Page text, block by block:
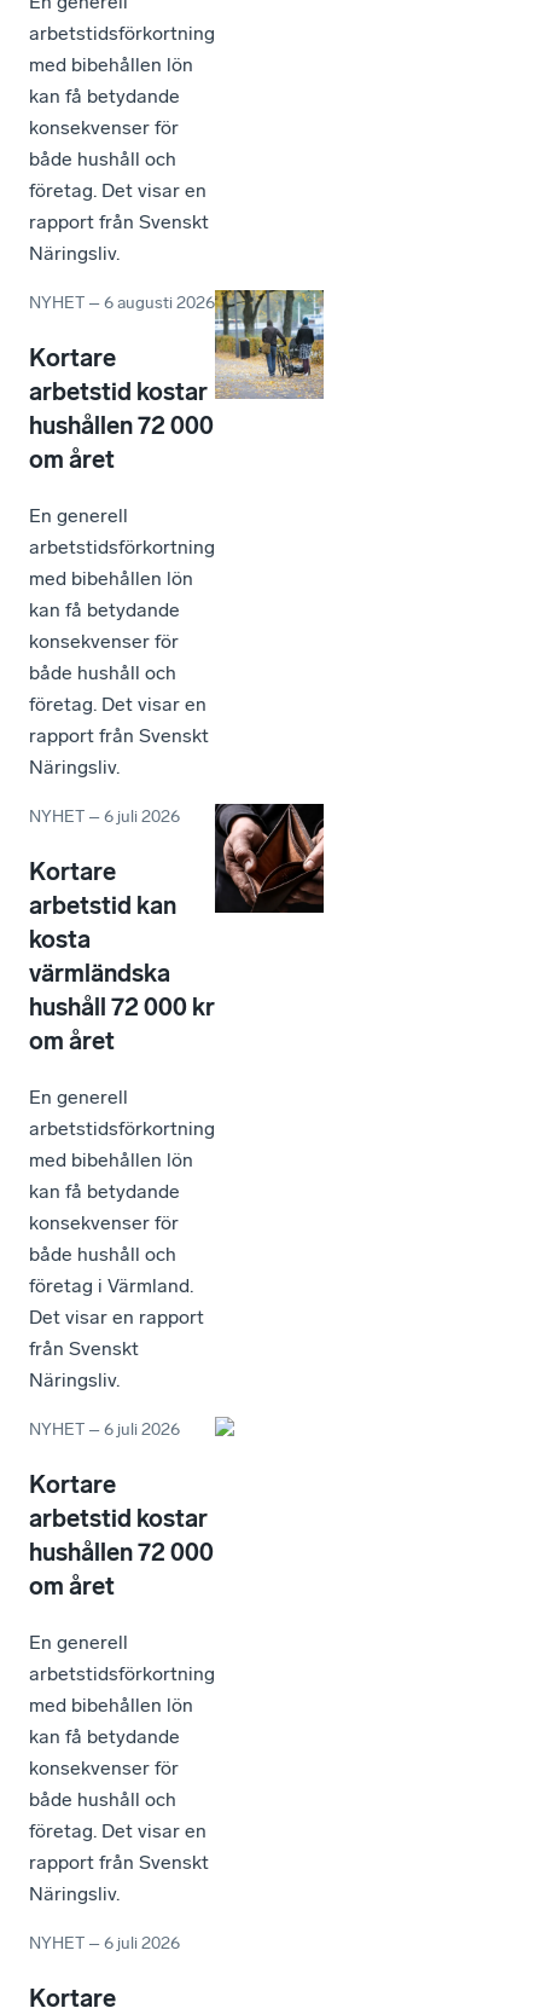
arbetstidsförkortning
med bibehållen lön
kan få betydande
konsekvenser för
både hushåll och
företag. Det visar en
rapport från Svenskt
Näringsliv.
NYHET –6 augusti 2026
Kortare
arbetstid kostar
hushållen 72 000
om året
En generell
arbetstidsförkortning
med bibehållen lön
kan få betydande
konsekvenser för
både hushåll och
företag. Det visar en
rapport från Svenskt
Näringsliv.
NYHET –6 juli 2026
Kortare
arbetstid kan
kosta
värmländska
hushåll 72 000 kr
om året
En generell
arbetstidsförkortning
med bibehållen lön
kan få betydande
konsekvenser för
både hushåll och
företag i Värmland.
Det visar en rapport
från Svenskt
Näringsliv.
NYHET –6 juli 2026
Kortare
arbetstid kostar
hushållen 72 000
om året
En generell
arbetstidsförkortning
med bibehållen lön
kan få betydande
konsekvenser för
både hushåll och
företag. Det visar en
rapport från Svenskt
Näringsliv.
NYHET –6 juli 2026
Kortare